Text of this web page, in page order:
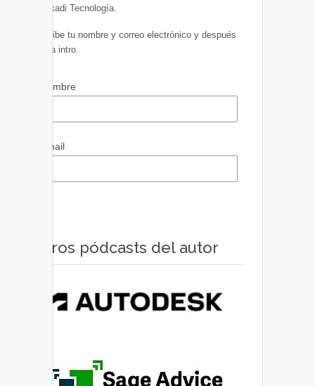
Euskadi Tecnología.
Escribe tu nombre y correo electrónico y después
pulsa intro.
Nombre
Email
Otros pódcasts del autor